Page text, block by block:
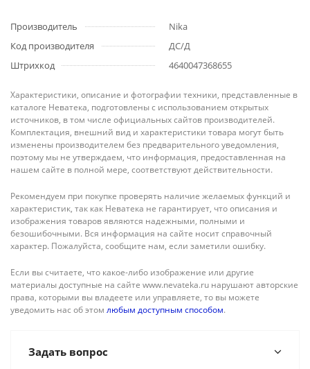
Производитель
Nika
Код производителя
ДС/Д
Штрихкод
4640047368655
Характеристики, описание и фотографии техники, представленные в
каталоге Неватека, подготовлены с использованием открытых
источников, в том числе официальных сайтов производителей.
Комплектация, внешний вид и характеристики товара могут быть
изменены производителем без предварительного уведомления,
поэтому мы не утверждаем, что информация, предоставленная на
нашем сайте в полной мере, соответствуют действительности.
Рекомендуем при покупке проверять наличие желаемых функций и
характеристик, так как Неватека не гарантирует, что описания и
изображения товаров являются надежными, полными и
безошибочными. Вся информация на сайте носит справочный
характер. Пожалуйста, сообщите нам, если заметили ошибку.
Если вы считаете, что какое-либо изображение или другие
материалы доступные на сайте www.nevateka.ru нарушают авторские
права, которыми вы владеете или управляете, то вы можете
уведомить нас об этом любым доступным способом.
Задать вопрос